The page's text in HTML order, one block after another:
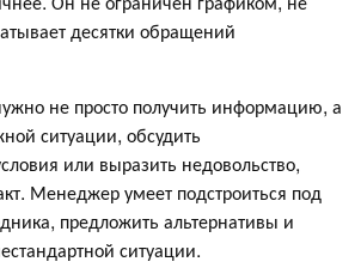
десятки обращений
не просто получить информацию, а
ситуации, обсудить
или выразить недовольство,
Менеджер умеет подстроиться под
предложить альтернативы и
ситуации.